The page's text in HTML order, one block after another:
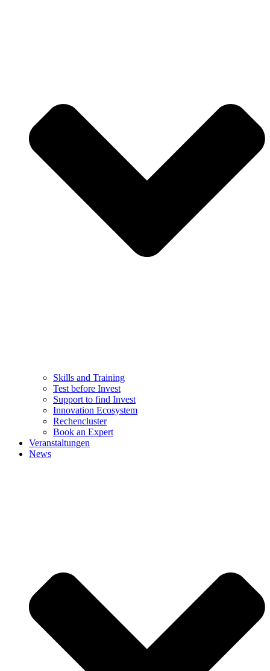
Skills and Training
Test before Invest
Support to find Invest
Innovation Ecosystem
Rechencluster​
Book an Expert
Veranstaltungen
News